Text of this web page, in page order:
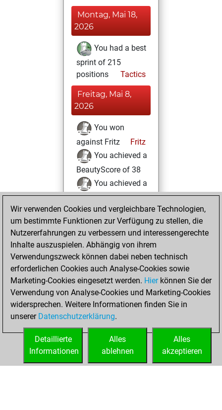
Montag, Mai 18,
2026
You had a best
sprint of 215
positions
Tactics
Freitag, Mai 8,
2026
You won
against Fritz
Fritz
You achieved a
BeautyScore of 38
You achieved a
new Elo of 1578
Sonntag, Juli 7,
2024
You created
your Studies account
Studies
Samstag,
Oktober 7, 2023
You created
your Fritz account
Wir verwenden Cookies und vergleichbare Technologien,
um bestimmte Funktionen zur Verfügung zu stellen, die
Nutzererfahrungen zu verbessern und interessengerechte
Inhalte auszuspielen. Abhängig von ihrem
Verwendungszweck können dabei neben technisch
erforderlichen Cookies auch Analyse-Cookies sowie
Marketing-Cookies eingesetzt werden. Hierkönnen Sie der
Verwendung von Analyse-Cookies und Marketing-Cookies
widersprechen. Weitere Informationen finden Sie in
unserer Datenschutzerklärung.
Alles
akzeptieren
Alles
ablehnen
Detaillierte
Informationen